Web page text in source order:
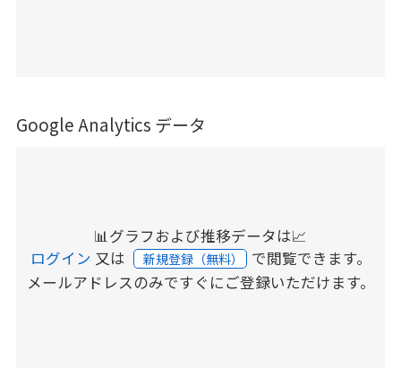
Google Analytics データ
📊グラフおよび推移データは📈
ログイン 又は 新規登録（無料） で閲覧できます。
メールアドレスのみですぐにご登録いただけます。